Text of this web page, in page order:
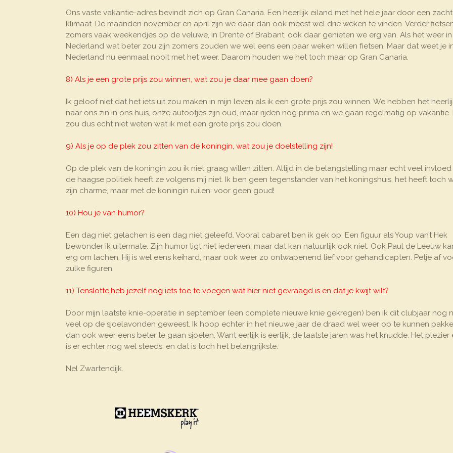
Ons vaste vakantie-adres bevindt zich op Gran Canaria. Een heerlijk eiland met het hele jaar door een zacht
klimaat. De maanden november en april zijn we daar dan ook meest wel drie weken te vinden. Verder
zomers vaak weekendjes op de veluwe, in Drente of Brabant, ook daar genieten we erg van. Als het weer in
Nederland wat beter zou zijn zomers zouden we wel eens een paar weken willen fietsen. Maar dat weet je
Nederland nu eenmaal nooit met het weer. Daarom houden we het toch maar op Gran Canaria.
8) Als je een grote prijs zou winnen, wat zou je daar mee gaan doen?
Ik geloof niet dat het iets uit zou maken in mijn leven als ik een grote prijs zou winnen. We hebben het
naar ons zin in ons huis, onze autootjes zijn oud, maar rijden nog prima en we gaan regelmatig op vakantie.
zou dus echt niet weten wat ik met een grote prijs zou doen.
9) Als je op de plek zou zitten van de koningin, wat zou je doelstelling zijn!
Op de plek van de koningin zou ik niet graag willen zitten. Altijd in de belangstelling maar echt veel
de haagse politiek heeft ze volgens mij niet. Ik ben geen tegenstander van het koningshuis, het heeft toch
zijn charme, maar met de koningin ruilen: voor geen goud!
10) Hou je van humor?
Een dag niet gelachen is een dag niet geleefd. Vooral cabaret ben ik gek op. Een figuur als Youp van’t Hek
bewonder ik uitermate. Zijn humor ligt niet iedereen, maar dat kan natuurlijk ook niet. Ook Paul de Leeuw
erg om lachen. Hij is wel eens keihard, maar ook weer zo ontwapenend lief voor gehandicapten. Petje af
zulke figuren.
11) Tenslotte,heb jezelf nog iets toe te voegen wat hier niet gevraagd is en dat je kwijt wilt?
Door mijn laatste knie-operatie in september (een complete nieuwe knie gekregen) ben ik dit clubjaar nog
veel op de sjoelavonden geweest. Ik hoop echter in het nieuwe jaar de draad wel weer op te kunnen
dan ook weer eens beter te gaan sjoelen. Want eerlijk is eerlijk, de laatste jaren was het knudde. Het plezier
is er echter nog wel steeds, en dat is toch het belangrijkste.
Nel Zwartendijk.